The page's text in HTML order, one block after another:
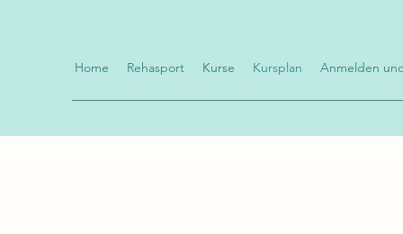
Home
Rehasport Kurse Kursplan Anmelden